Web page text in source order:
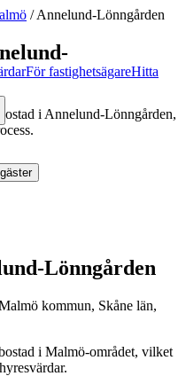
För fastighetsägareHitta
/Annelund-Lönngården
i Annelund-Lönngården,
Lönngården
kommun, Skåne län,
i Malmö-området, vilket